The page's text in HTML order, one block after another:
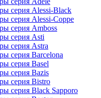
серия Alessi-Black
серия Alessi-Coppe
серия Amboss
серия Asti
серия Astra
серия Barcelona
серия Basel
серия Bazis
серия Bistro
серия Black Sapporo